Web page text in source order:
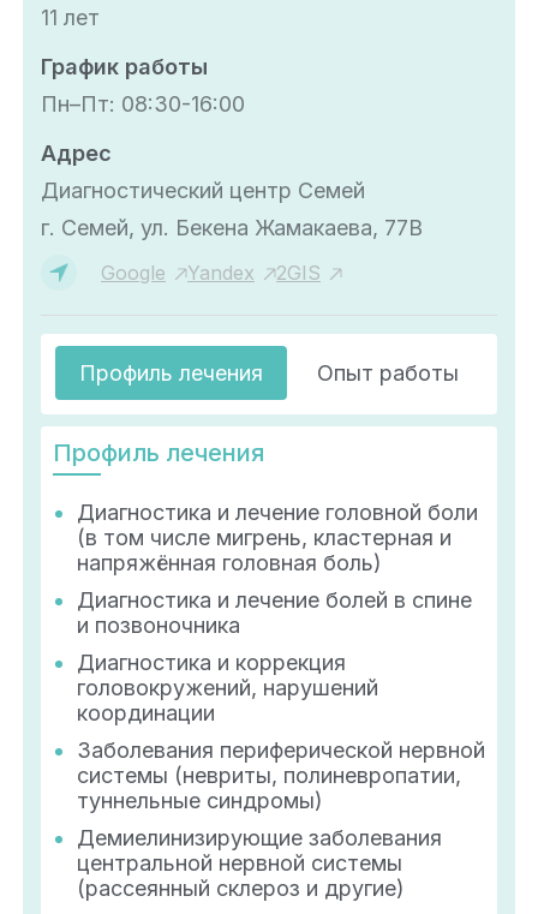
11 лет
График работы
Пн–Пт: 08:30-16:00
Адрес
Диагностический центр Семей
г. Семей, ул. Бекена Жамакаева, 77В
Google Yandex 2GIS
Профиль лечения Опыт работы
Профиль лечения
Диагностика и лечение головной боли
(в том числе мигрень, кластерная и
напряжённая головная боль)
Диагностика и лечение болей в спине
и позвоночника
Диагностика и коррекция
головокружений, нарушений
координации
Заболевания периферической нервной
системы (невриты, полиневропатии,
туннельные синдромы)
Демиелинизирующие заболевания
центральной нервной системы
(рассеянный склероз и другие)